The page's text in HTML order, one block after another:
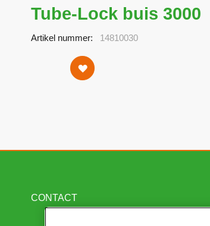
Tube-Lock buis 3000
Artikel nummer 14810030
CONTACT